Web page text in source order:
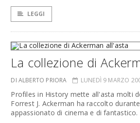
LEGGI
La collezione di
DI ALBERTO PRIORA LUNEDÌ 9 MARZO
Profiles in History mette all'asta molti
Forrest J. Ackerman ha raccolto
appassionato di cinema e di fantastico.